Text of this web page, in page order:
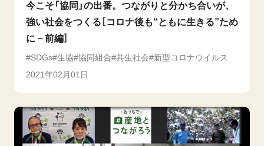
今こそ「協同」の出番。つながりと分かち合いが、
強い社会をつくる［コロナ後も“ともに生きる”ため
に－前編］
SDGs 生協 協同組合 共生社会
新型コロナウイルス
2021年02月01日